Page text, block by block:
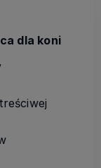
dla koni